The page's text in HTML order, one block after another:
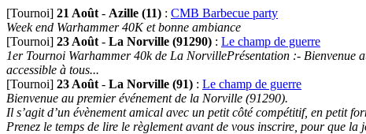
[Tournoi] 21 Août - Azille (11) : CMB Barbecue party
Week end Warhammer 40K et bonne ambiance
[Tournoi] 23 Août - La Norville (91290) : Le champ de guerre
1er Tournoi Warhammer 40k de La NorvillePrésentation :- Bienvenue
accessible à tous...
[Tournoi] 23 Août - La Norville (91) : Le champ de guerre
Bienvenue au premier événement de la Norville (91290).
Il s’agit d’un évènement amical avec un petit côté compétitif, en petit
Prenez le temps de lire le règlement avant de vous inscrire, pour que la